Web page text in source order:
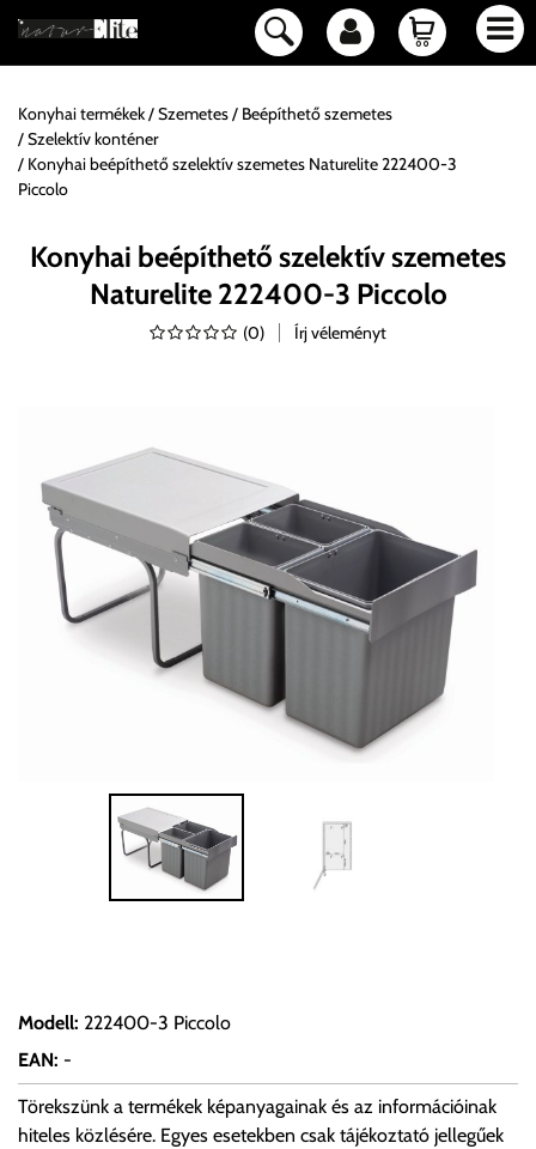
Konyhai termékek Szemetes
Beépíthető szemetes
Szelektív konténer
Konyhai beépíthető szelektív szemetes Naturelite 222400-3
Piccolo
Konyhai beépíthető szelektív szemetes
Naturelite 222400-3 Piccolo
(0) Írj véleményt
Modell: 222400-3 Piccolo
EAN: -
Törekszünk a termékek képanyagainak és az információinak
hiteles közlésére. Egyes esetekben csak tájékoztató jellegűek